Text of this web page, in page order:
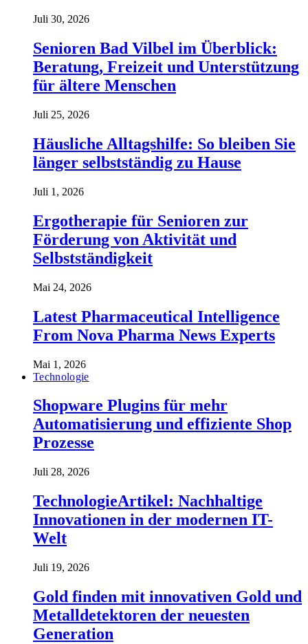
Juli 30, 2026
Senioren Bad Vilbel im Überblick:
Beratung, Freizeit und Unterstützung
für ältere Menschen
Juli 25, 2026
Häusliche Alltagshilfe: So bleiben Sie
länger selbstständig zu Hause
Juli 1, 2026
Ergotherapie für Senioren zur
Förderung von Aktivität und
Selbstständigkeit
Mai 24, 2026
Latest Pharmaceutical Intelligence
From Nova Pharma News Experts
Mai 1, 2026
Technologie
Shopware Plugins für mehr
Automatisierung und effiziente Shop
Prozesse
Juli 28, 2026
TechnologieArtikel: Nachhaltige
Innovationen in der modernen IT-
Welt
Juli 19, 2026
Gold finden mit innovativen Gold und
Metalldetektoren der neuesten
Generation